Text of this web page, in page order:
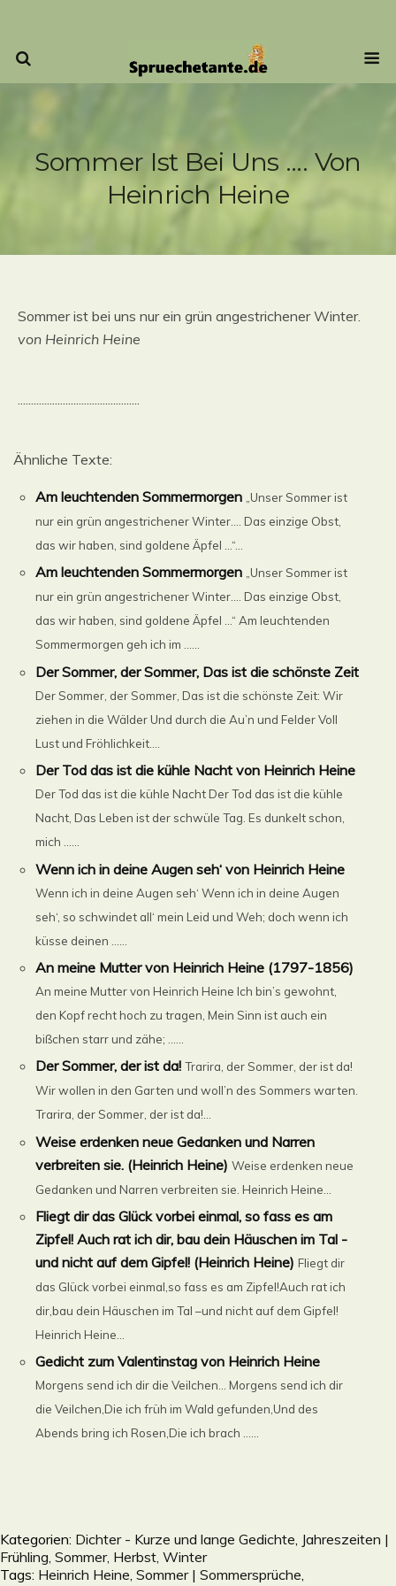
Sommer Ist Bei Uns …. Von
Heinrich Heine
Sommer ist bei uns nur ein grün angestrichener Winter.
von Heinrich Heine
..............................................
Ähnliche Texte:
Am leuchtenden Sommermorgen „Unser Sommer ist
nur ein grün angestrichener Winter…. Das einzige Obst,
das wir haben, sind goldene Äpfel …“...
Am leuchtenden Sommermorgen „Unser Sommer ist
nur ein grün angestrichener Winter…. Das einzige Obst,
das wir haben, sind goldene Äpfel …“ Am leuchtenden
Sommermorgen geh ich im ......
Der Sommer, der Sommer, Das ist die schönste Zeit
Der Sommer, der Sommer, Das ist die schönste Zeit: Wir
ziehen in die Wälder Und durch die Au’n und Felder Voll
Lust und Fröhlichkeit....
Der Tod das ist die kühle Nacht von Heinrich Heine
Der Tod das ist die kühle Nacht Der Tod das ist die kühle
Nacht, Das Leben ist der schwüle Tag. Es dunkelt schon,
mich ......
Wenn ich in deine Augen seh‘ von Heinrich Heine
Wenn ich in deine Augen seh‘ Wenn ich in deine Augen
seh‘, so schwindet all‘ mein Leid und Weh; doch wenn ich
küsse deinen ......
An meine Mutter von Heinrich Heine (1797-1856)
An meine Mutter von Heinrich Heine Ich bin’s gewohnt,
den Kopf recht hoch zu tragen, Mein Sinn ist auch ein
bißchen starr und zähe; ......
Der Sommer, der ist da! Trarira, der Sommer, der ist da!
Wir wollen in den Garten und woll’n des Sommers warten.
Trarira, der Sommer, der ist da!...
Weise erdenken neue Gedanken und Narren
verbreiten sie. (Heinrich Heine) Weise erdenken neue
Gedanken und Narren verbreiten sie. Heinrich Heine...
Fliegt dir das Glück vorbei einmal, so fass es am
Zipfel! Auch rat ich dir, bau dein Häuschen im Tal -
und nicht auf dem Gipfel! (Heinrich Heine) Fliegt dir
das Glück vorbei einmal,so fass es am Zipfel!Auch rat ich
dir,bau dein Häuschen im Tal –und nicht auf dem Gipfel!
Heinrich Heine...
Gedicht zum Valentinstag von Heinrich Heine
Morgens send ich dir die Veilchen… Morgens send ich dir
die Veilchen,Die ich früh im Wald gefunden,Und des
Abends bring ich Rosen,Die ich brach ......
Kategorien: Dichter - Kurze und lange Gedichte Jahreszeiten |
Frühling, Sommer, Herbst, Winter
Tags: Heinrich Heine Sommer | Sommersprüche